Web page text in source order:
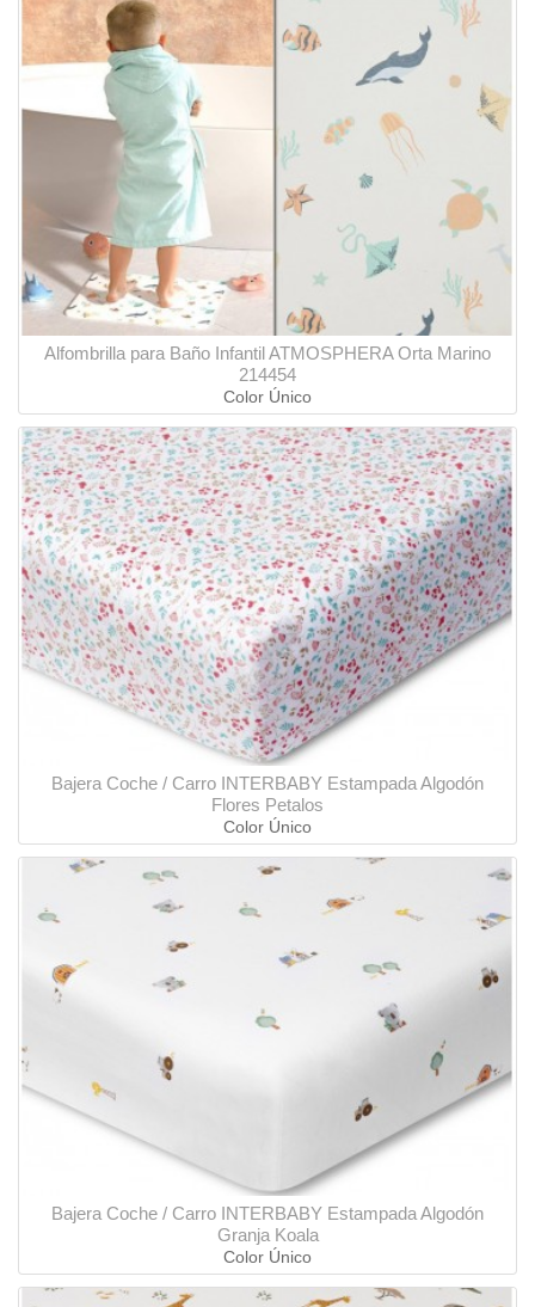
Alfombrilla para Baño Infantil ATMOSPHERA Orta Marino
214454
Color Único
Bajera Coche / Carro INTERBABY Estampada Algodón
Flores Petalos
Color Único
Bajera Coche / Carro INTERBABY Estampada Algodón
Granja Koala
Color Único